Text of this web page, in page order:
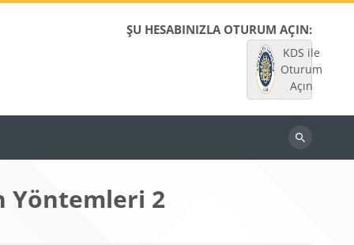
ŞU HESABINIZLA OTURUM AÇIN:
KDS ile
Oturum
Açın
Dersleri
Yöntemleri 2